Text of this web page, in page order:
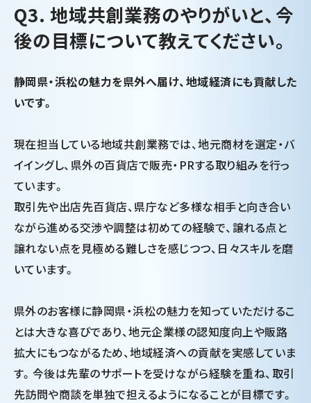
Q3. 地域共創業務のやりがいと、今
後の目標について教えてください。
静岡県・浜松の魅力を県外へ届け、地域経済にも貢献した
いです。
現在担当している地域共創業務では、地元商材を選定・バ
イイングし、県外の百貨店で販売・PRする取り組みを行っ
ています。
取引先や出店先百貨店、県庁など多様な相手と向き合い
ながら進める交渉や調整は初めての経験で、譲れる点と
譲れない点を見極める難しさを感じつつ、日々スキルを磨
いています。
県外のお客様に静岡県・浜松の魅力を知っていただけるこ
とは大きな喜びであり、地元企業様の認知度向上や販路
拡大にもつながるため、地域経済への貢献を実感していま
す。今後は先輩のサポートを受けながら経験を重ね、取引
先訪問や商談を単独で担えるようになることが目標です。